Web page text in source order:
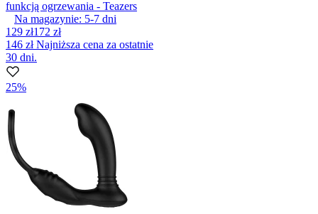
funkcją ogrzewania - Teazers
Na magazynie: 5-7 dni
129 zł172 zł
146 złNajniższa cena za ostatnie
30 dni.
25%